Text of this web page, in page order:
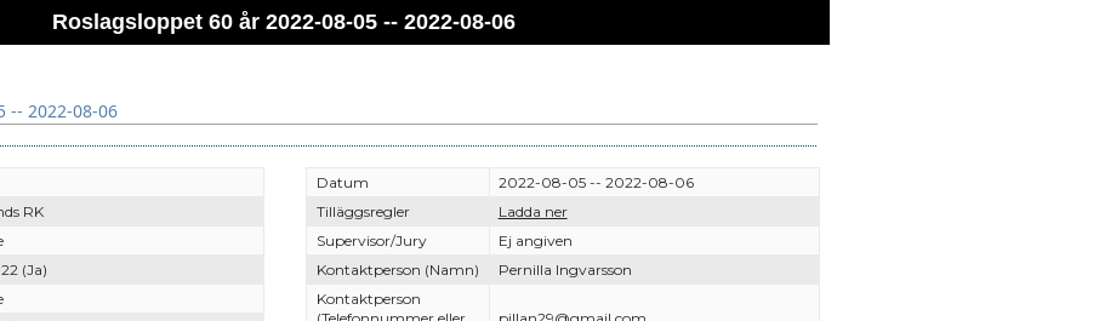
Roslagsloppet 60 år 2022-08-05 -- 2022-08-06
-- 2022-08-06
RK
(Ja)
Datum
2022-08-05 -- 2022-08-06
Tilläggsregler
Ladda ner
Supervisor/Jury
Ej angiven
Kontaktperson (Namn)
Pernilla Ingvarsson
Kontaktperson